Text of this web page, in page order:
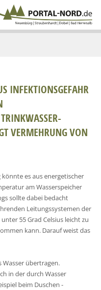
INFEKTIONSGEFAHR
VERMEHRUNG VON
es aus energetischer
am Wasserspeicher
sollte dabei bedacht
Leitungssystemen der
55 Grad Celsius leicht zu
kann. Darauf weist das
übertragen.
in der durch Wasser
beim Duschen -